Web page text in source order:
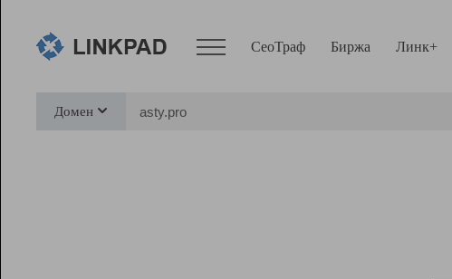
СеоТраф Биржа Линк+
Домен